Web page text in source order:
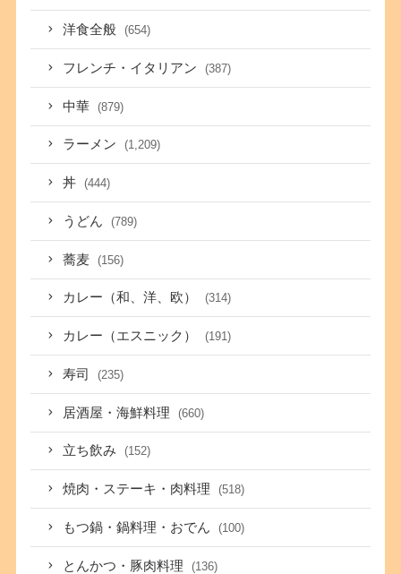
洋食全般 (654)
フレンチ・イタリアン (387)
中華 (879)
ラーメン (1,209)
丼 (444)
うどん (789)
蕎麦 (156)
カレー（和、洋、欧） (314)
カレー（エスニック） (191)
寿司 (235)
居酒屋・海鮮料理 (660)
立ち飲み (152)
焼肉・ステーキ・肉料理 (518)
もつ鍋・鍋料理・おでん (100)
とんかつ・豚肉料理 (136)